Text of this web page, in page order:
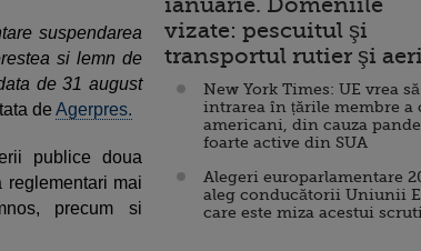
suspendarea
si lemn de
de 31 august
de Agerpres.
publice doua
reglementari mai
precum si
vizate: pescuitul şi
transportul rutier şi
New York Times: UE vrea
intrarea în țările membre a
americani, din cauza
foarte active din SUA
Alegeri europarlamentare
aleg conducătorii Uniunii
care este miza acestui